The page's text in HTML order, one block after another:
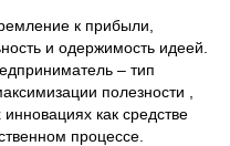
к прибыли,
и одержимость идеей.
– тип
полезности ,
как средстве
процессе.